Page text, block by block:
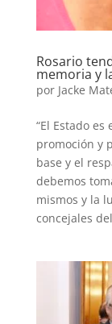
Rosario
memoria y
por Jacke
“El Estado
promoción y
base y el
debemos
mismos y la
concejales